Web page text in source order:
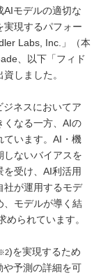
AIモデルの適切な
実現するパフォー
Labs, Inc.」（本
、以下「フィド
しました。
ネスにおいてア
くなる一方、AIの
ています。AI・機
しないバイアスを
受け、AI利活用
社が運用するモデ
、モデルが導く結
められています。
)を実現するため
予測の詳細を可